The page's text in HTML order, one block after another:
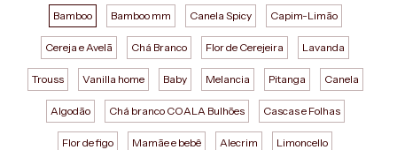
Bamboo
Bamboo mm Canela Spicy Capim-Limão
Cereja e Avelã Chá Branco Flor de Cerejeira Lavanda
Trouss Vanilla home Baby Melancia Pitanga Canela
Algodão Chá branco COALA Bulhões Cascas e Folhas
Flor de figo Mamãe e bebê Alecrim Limoncello